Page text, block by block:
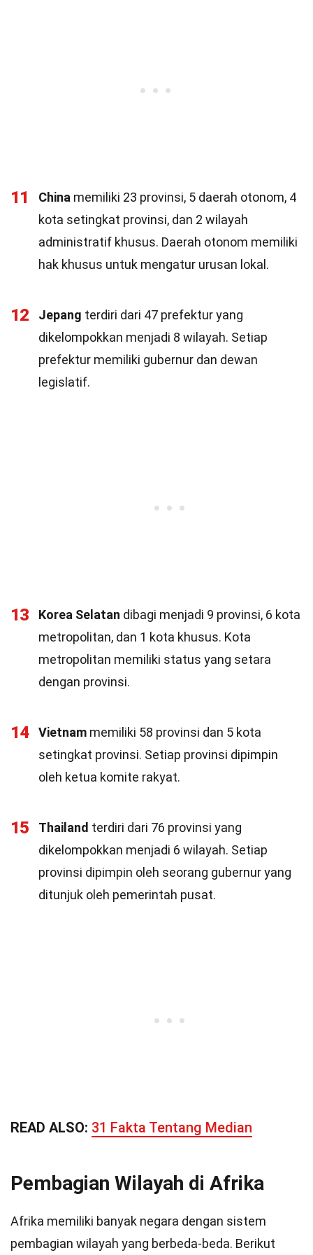
11 China memiliki 23 provinsi, 5 daerah otonom, 4
kota setingkat provinsi, dan 2 wilayah
administratif khusus. Daerah otonom memiliki
hak khusus untuk mengatur urusan lokal.
12 Jepang terdiri dari 47 prefektur yang
dikelompokkan menjadi 8 wilayah. Setiap
prefektur memiliki gubernur dan dewan
legislatif.
13 Korea Selatan dibagi menjadi 9 provinsi, 6 kota
metropolitan, dan 1 kota khusus. Kota
metropolitan memiliki status yang setara
dengan provinsi.
14 Vietnam memiliki 58 provinsi dan 5 kota
setingkat provinsi. Setiap provinsi dipimpin
oleh ketua komite rakyat.
15 Thailand terdiri dari 76 provinsi yang
dikelompokkan menjadi 6 wilayah. Setiap
provinsi dipimpin oleh seorang gubernur yang
ditunjuk oleh pemerintah pusat.
READ ALSO: 31 Fakta Tentang Median
Pembagian Wilayah di Afrika
Afrika memiliki banyak negara dengan sistem
pembagian wilayah yang berbeda-beda. Berikut